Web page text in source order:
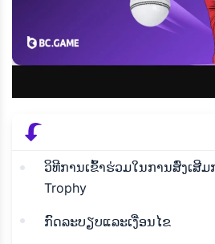
ວິທີການເຂົ້າຮ່ວມໃນການສົ່ງເສີມ
Trophy
ກົດລະບຽບແລະເງື່ອນໄຂ